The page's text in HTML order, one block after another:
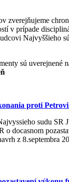
zverejňujeme
v prípade
Najvyššieho
sú uverejnené
proti
sudu SR
o docasnom
z 8.septembra